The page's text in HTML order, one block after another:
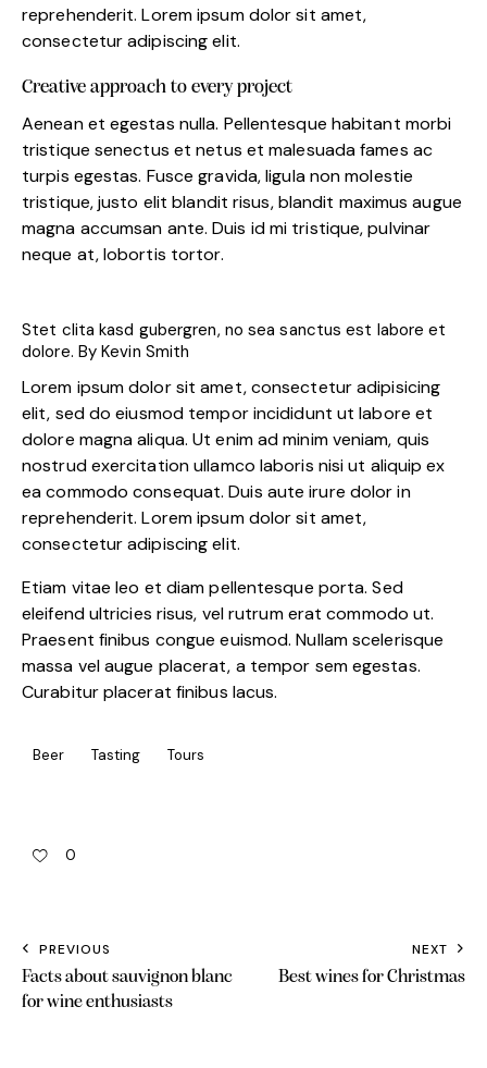
reprehenderit. Lorem ipsum dolor sit amet,
consectetur adipiscing elit.
Creative approach to every project
Aenean et egestas nulla. Pellentesque habitant morbi
tristique senectus et netus et malesuada fames ac
turpis egestas. Fusce gravida, ligula non molestie
tristique, justo elit blandit risus, blandit maximus augue
magna accumsan ante. Duis id mi tristique, pulvinar
neque at, lobortis tortor.
Stet clita kasd gubergren, no sea sanctus est labore et
dolore. ByKevin Smith
Lorem ipsum dolor sit amet, consectetur adipisicing
elit, sed do eiusmod tempor incididunt ut labore et
dolore magna aliqua. Ut enim ad minim veniam, quis
nostrud exercitation ullamco laboris nisi ut aliquip ex
ea commodo consequat. Duis aute irure dolor in
reprehenderit. Lorem ipsum dolor sit amet,
consectetur adipiscing elit.
Etiam vitae leo et diam pellentesque porta. Sed
eleifend ultricies risus, vel rutrum erat commodo ut.
Praesent finibus congue euismod. Nullam scelerisque
massa vel augue placerat, a tempor sem egestas.
Curabitur placerat finibus lacus.
Beer Tasting Tours
0
PREVIOUS
Facts about sauvignon blanc
for wine enthusiasts
NEXT
Best wines for Christmas